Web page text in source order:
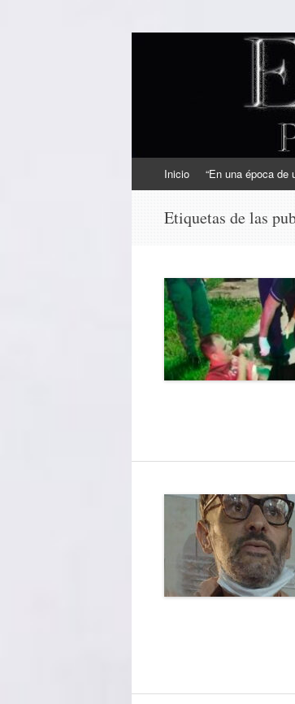
EL
Periodismo Inteligente
al
Inicio “En una época de
Etiquetas de las